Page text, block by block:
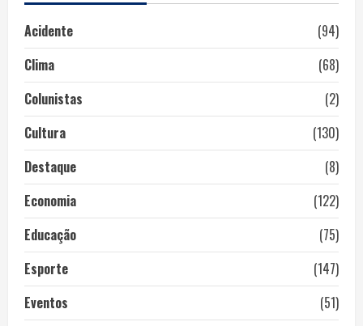
Acidente
(94)
Clima
(68)
Colunistas
(2)
Cultura
(130)
Destaque
(8)
Economia
(122)
Educação
(75)
Esporte
(147)
Eventos
(51)